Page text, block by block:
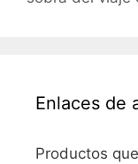
Enlaces de
Productos